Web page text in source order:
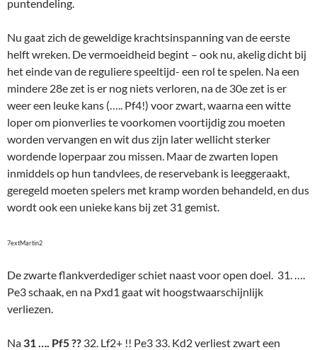
puntendeling.
Nu gaat zich de geweldige krachtsinspanning van de eerste
helft wreken. De vermoeidheid begint – ook nu, akelig dicht bij
het einde van de reguliere speeltijd- een rol te spelen. Na een
mindere 28e zet is er nog niets verloren, na de 30e zet is er
weer een leuke kans (….. Pf4!) voor zwart, waarna een witte
loper om pionverlies te voorkomen voortijdig zou moeten
worden vervangen en wit dus zijn later wellicht sterker
wordende loperpaar zou missen. Maar de zwarten lopen
inmiddels op hun tandvlees, de reservebank is leeggeraakt,
geregeld moeten spelers met kramp worden behandeld, en dus
wordt ook een unieke kans bij zet 31 gemist.
7extMartin2
De zwarte flankverdediger schiet naast voor open doel. 31. ….
Pe3 schaak, en na Pxd1 gaat wit hoogstwaarschijnlijk
verliezen.
Na 31 …. Pf5 ?? 32. Lf2+ !! Pe3 33. Kd2 verliest zwart een